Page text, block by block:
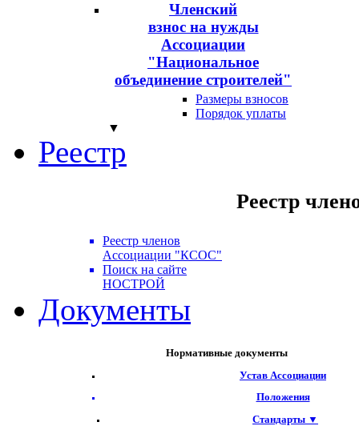
Членский
взнос на нужды
Ассоциации
"Национальное
объединение строителей"
Размеры взносов
Порядок уплаты
▼
Реестр
Реестр
Реестр членов
Ассоциации "КСОС"
Поиск на сайте
НОСТРОЙ
Документы
Нормативные документы
Устав Ассоциации
Положения
Стандарты ▼